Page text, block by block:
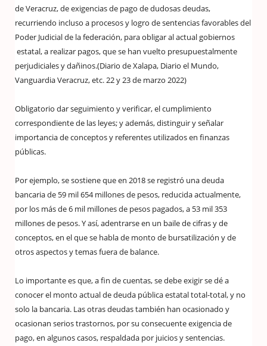
de Veracruz, de exigencias de pago de dudosas deudas,
recurriendo incluso a procesos y logro de sentencias favorables del
Poder Judicial de la federación, para obligar al actual gobiernos
estatal, a realizar pagos, que se han vuelto presupuestalmente
perjudiciales y dañinos.(Diario de Xalapa, Diario el Mundo,
Vanguardia Veracruz, etc. 22 y 23 de marzo 2022)
Obligatorio dar seguimiento y verificar, el cumplimiento
correspondiente de las leyes; y además, distinguir y señalar
importancia de conceptos y referentes utilizados en finanzas
públicas.
Por ejemplo, se sostiene que en 2018 se registró una deuda
bancaria de 59 mil 654 millones de pesos, reducida actualmente,
por los más de 6 mil millones de pesos pagados, a 53 mil 353
millones de pesos. Y así, adentrarse en un baile de cifras y de
conceptos, en el que se habla de monto de bursatilización y de
otros aspectos y temas fuera de balance.
Lo importante es que, a fin de cuentas, se debe exigir se dé a
conocer el monto actual de deuda pública estatal total-total, y no
solo la bancaria. Las otras deudas también han ocasionado y
ocasionan serios trastornos, por su consecuente exigencia de
pago, en algunos casos, respaldada por juicios y sentencias.